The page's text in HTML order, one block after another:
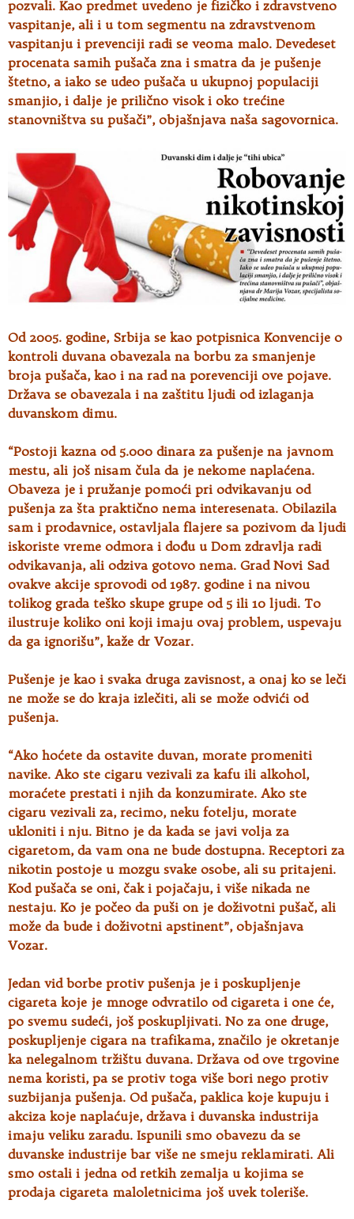
pozvali. Kao predmet uvedeno je fizičko i zdravstveno
vaspitanje, ali i u tom segmentu na zdravstvenom
vaspitanju i prevenciji radi se veoma malo. Devedeset
procenata samih pušača zna i smatra da je pušenje
štetno, a iako se udeo pušača u ukupnoj populaciji
smanjio, i dalje je prilično visok i oko trećine
stanovništva su pušači”, objašnjava naša sagovornica.
Od 2005. godine, Srbija se kao potpisnica Konvencije o
kontroli duvana obavezala na borbu za smanjenje
broja pušača, kao i na rad na porevenciji ove pojave.
Država se obavezala i na zaštitu ljudi od izlaganja
duvanskom dimu.
“Postoji kazna od 5.000 dinara za pušenje na javnom
mestu, ali još nisam čula da je nekome naplaćena.
Obaveza je i pružanje pomoći pri odvikavanju od
pušenja za šta praktično nema interesenata. Obilazila
sam i prodavnice, ostavljala flajere sa pozivom da ljudi
iskoriste vreme odmora i dođu u Dom zdravlja radi
odvikavanja, ali odziva gotovo nema. Grad Novi Sad
ovakve akcije sprovodi od 1987. godine i na nivou
tolikog grada teško skupe grupe od 5 ili 10 ljudi. To
ilustruje koliko oni koji imaju ovaj problem, uspevaju
da ga ignorišu”, kaže dr Vozar.
Pušenje je kao i svaka druga zavisnost, a onaj ko se leči
ne može se do kraja izlečiti, ali se može odvići od
pušenja.
“Ako hoćete da ostavite duvan, morate promeniti
navike. Ako ste cigaru vezivali za kafu ili alkohol,
moraćete prestati i njih da konzumirate. Ako ste
cigaru vezivali za, recimo, neku fotelju, morate
ukloniti i nju. Bitno je da kada se javi volja za
cigaretom, da vam ona ne bude dostupna. Receptori za
nikotin postoje u mozgu svake osobe, ali su pritajeni.
Kod pušača se oni, čak i pojačaju, i više nikada ne
nestaju. Ko je počeo da puši on je doživotni pušač, ali
može da bude i doživotni apstinent”, objašnjava
Vozar.
Jedan vid borbe protiv pušenja je i poskupljenje
cigareta koje je mnoge odvratilo od cigareta i one će,
po svemu sudeći, još poskupljivati. No za one druge,
poskupljenje cigara na trafikama, značilo je okretanje
ka nelegalnom tržištu duvana. Država od ove trgovine
nema koristi, pa se protiv toga više bori nego protiv
suzbijanja pušenja. Od pušača, paklica koje kupuju i
akciza koje naplaćuje, država i duvanska industrija
imaju veliku zaradu. Ispunili smo obavezu da se
duvanske industrije bar više ne smeju reklamirati. Ali
smo ostali i jedna od retkih zemalja u kojima se
prodaja cigareta maloletnicima još uvek toleriše.